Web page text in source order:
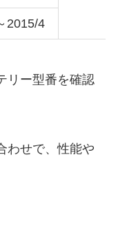
2015/4
リー型番を確認
わせで、性能や